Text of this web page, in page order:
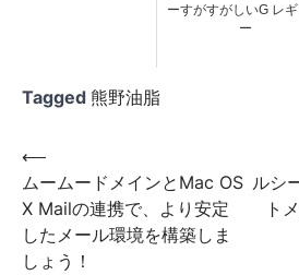
ーすがすがしいG レギ
ー
Tagged 熊野油脂
投
稿
ナ
ビ
⟵
ムームードメインとMac OS
X Mailの連携で、より安定
したメール環境を構築しま
しょう！
ルシ
ト